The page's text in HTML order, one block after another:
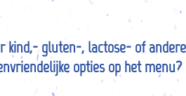
kind,- gluten-, lactose- of andere
opties op het menu?